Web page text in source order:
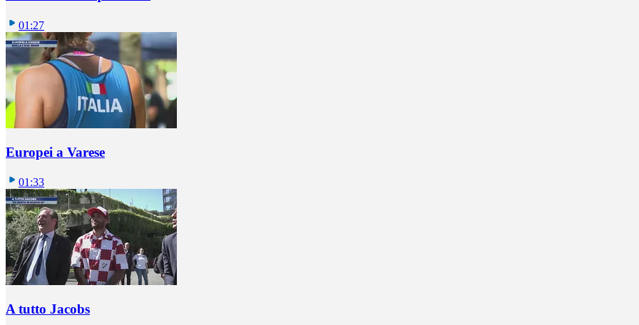
01:27
Europei a Varese
01:33
A tutto Jacobs